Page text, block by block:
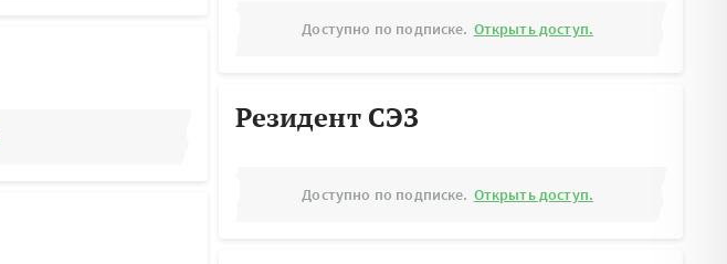
Доступно по подписке. Открыть доступ.
Резидент СЭЗ
Доступно по подписке. Открыть доступ.